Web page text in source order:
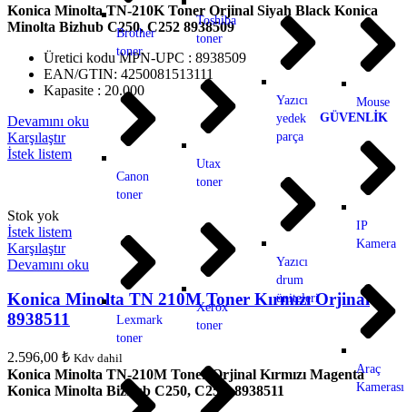
Brother
toner
Canon
toner
Lexmark
toner
Toshiba
toner
Utax
toner
Xerox
toner
Yazıcı
yedek
parça
Yazıcı
drum
üniteleri
Mouse
GÜVENLİK
IP
Kamera
Araç
Kamerası
Konica Minolta TN-210K Toner Orjinal Siyah Black Konica
Minolta Bizhub C250, C252 8938509
Üretici kodu MPN-UPC : 8938509
EAN/GTIN: 4250081513111
Kapasite : 20.000
Devamını oku
Karşılaştır
İstek listem
Stok yok
İstek listem
Karşılaştır
Devamını oku
Konica Minolta TN 210M Toner Kırmızı Orjinal
8938511
2.596,00 ₺ Kdv dahil
Konica Minolta TN-210M Toner Orjinal Kırmızı Magenta
Konica Minolta Bizhub C250, C252, 8938511